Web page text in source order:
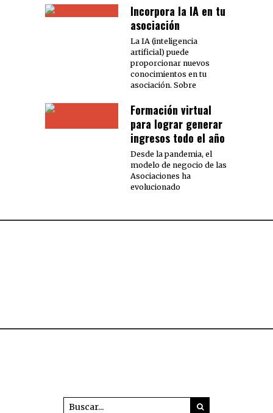
Incorpora la IA en tu
asociación
La IA (inteligencia
artificial) puede
proporcionar nuevos
conocimientos en tu
asociación. Sobre
Formación virtual
para lograr generar
ingresos todo el año
Desde la pandemia, el
modelo de negocio de las
Asociaciones ha
evolucionado